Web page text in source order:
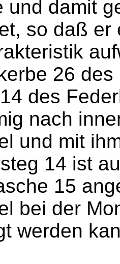
und damit
so daß er
26
des
nach
und mit
14 ist
15
bei der
werden